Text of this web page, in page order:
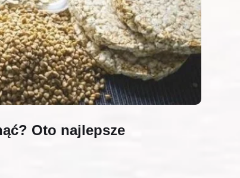
Oto najlepsze